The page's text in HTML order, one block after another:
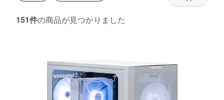
151件の商品が見つかりました